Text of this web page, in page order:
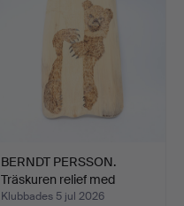
BERNDT PERSSON.
Träskuren relief med
pyrog…
Klubbades 5 jul 2026